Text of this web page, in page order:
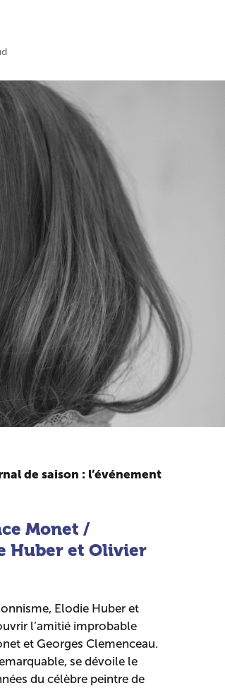
de saison : l’événement
Monet /
Huber et Olivier
Elodie Huber et
l’amitié improbable
et Georges Clemenceau.
se dévoile le
du célèbre peintre de